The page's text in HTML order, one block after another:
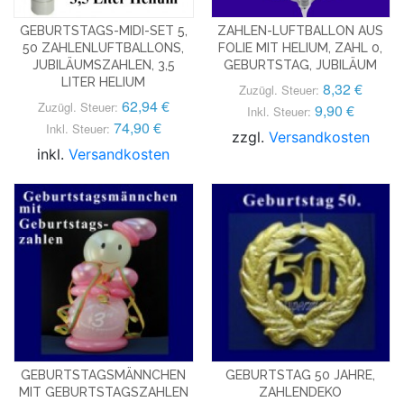
GEBURTSTAGS-MIDI-SET 5,
50 ZAHLENLUFTBALLONS,
JUBILÄUMSZAHLEN, 3,5
LITER HELIUM
Zuzügl. Steuer: 62,94 €
Inkl. Steuer: 74,90 €
inkl.Versandkosten
ZAHLEN-LUFTBALLON AUS
FOLIE MIT HELIUM, ZAHL 0,
GEBURTSTAG, JUBILÄUM
Zuzügl. Steuer: 8,32 €
Inkl. Steuer: 9,90 €
zzgl. Versandkosten
GEBURTSTAGSMÄNNCHEN
MIT GEBURTSTAGSZAHLEN
GEBURTSTAG 50 JAHRE,
ZAHLENDEKO